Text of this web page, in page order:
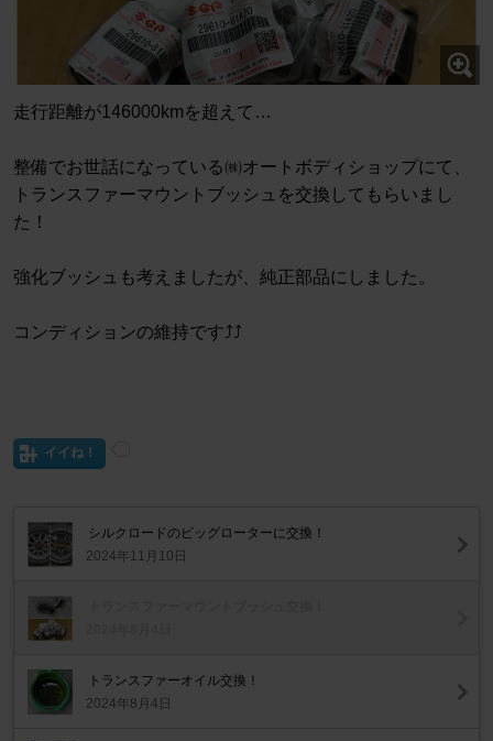
走行距離が146000kmを超えて…
整備でお世話になっている㈱オートボディショップにて、
トランスファーマウントブッシュを交換してもらいまし
た！
強化ブッシュも考えましたが、純正部品にしました。
コンディションの維持です⤴︎⤴
イイね！
シルクロードのビッグローターに交換！
2024年11月10日
トランスファーオイル交換！
2024年8月4日